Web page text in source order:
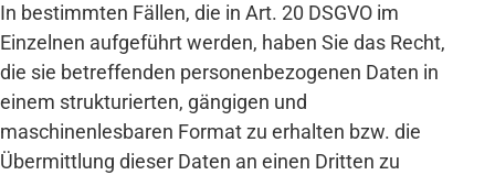
In bestimmten Fällen, die in Art. 20 DSGVO im
Einzelnen aufgeführt werden, haben Sie das Recht,
die sie betreffenden personenbezogenen Daten in
einem strukturierten, gängigen und
maschinenlesbaren Format zu erhalten bzw. die
Übermittlung dieser Daten an einen Dritten zu